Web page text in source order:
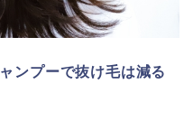
ンプーで抜け毛は減る